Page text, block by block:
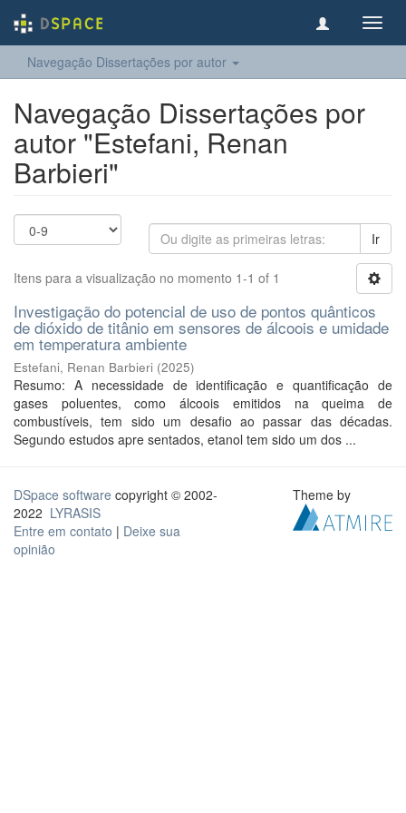
Navegação Dissertações por autor
Navegação Dissertações por
autor "Estefani, Renan
Barbieri"
Ir
Itens para a visualização no momento 1-1 of 1
Investigação do potencial de uso de pontos quânticos
de dióxido de titânio em sensores de álcoois e umidade
em temperatura ambiente
Estefani, Renan Barbieri (2025)
Resumo: A necessidade de identificação e quantificação de
gases poluentes, como álcoois emitidos na queima de
combustíveis, tem sido um desafio ao passar das décadas.
Segundo estudos apre sentados, etanol tem sido um dos ...
DSpace software copyright © 2002-
2022 LYRASIS
Entre em contato | Deixe sua
opinião
Theme by